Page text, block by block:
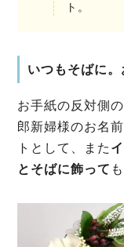
ト。
いつもそばに
お手紙の反対側
郎新婦様のお名
トとして、また
とそばに飾って